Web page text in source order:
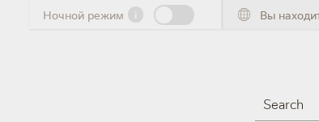
Ночной режим i Вы